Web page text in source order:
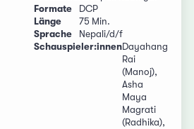
Formate
DCP
Länge
75 Min.
Sprache
Nepali/d/f
Schauspieler:innenDayahang
Rai
(Manoj),
Asha
Maya
Magrati
(Radhika),